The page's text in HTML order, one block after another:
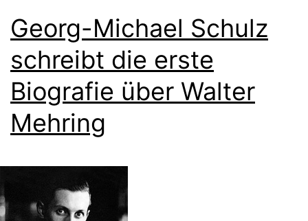
Georg-Michael Schulz
schreibt die erste
Biografie über Walter
Mehring